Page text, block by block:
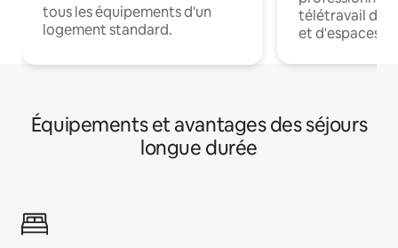
tous les équipements d'un
logement standard.
télétravail
et d'espaces
Équipements et avantages des séjours
longue durée